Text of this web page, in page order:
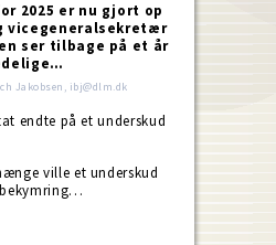
2025 er nu gjort op
vicegeneralsekretær
ser tilbage på et år
Jakobsen, ibj@dlm.dk
endte på et underskud
ville et underskud